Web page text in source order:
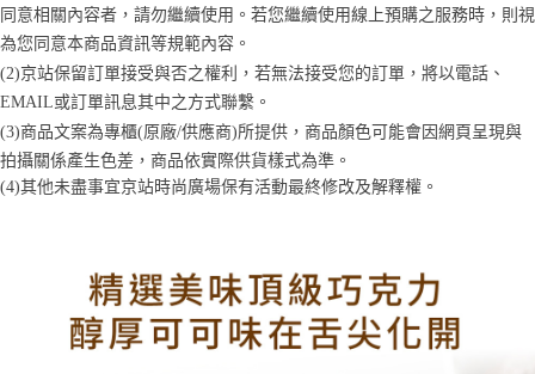
法說明評估內容。
【繳款方式說明】
1.分期款項不併入電信帳單，「大哥付你分期」於每月結算日後寄送繳費提
醒簡訊。
2.透過簡訊連結打開帳單後，可選擇「超商條碼／台灣大直營門市／銀行轉
【注意事項】
1.本服務係由「台灣大哥大股份有限公司」（以下簡稱本公司）所提供，讓
資料（包含姓名、電話或地址）提供予台灣大哥大進項蒐集、處理及利用，
由本公司與您本人進行分期帳單所需資料之確認、核對及更正。
3.完整用戶服務條款，請詳閱以下連結： https://oppay.tw/userRule
３．安心：先確認商品／服務後，再付款。
【「AFTEE先享後付」結帳流程】
１．於結帳方式選擇「AFTEE先享後付」後，將跳轉至「AFTEE先享後付」
結帳頁面，進行簡訊認證並確認金額後，即可完成結帳。
２．訂單成立數日內，您將收到繳費通知簡訊。
３．收到繳費通知簡訊後14天內，點擊此簡訊中的連結，可透過四大超商／
ATM／網路銀行／等多元方式進行付款，方視為交易完成。
※ 請注意：結帳手續完成當下不需立刻繳費，但若您需要取消訂單，請聯絡
是否繳費成功／繳費後需取消欲退款等相關疑問，請聯繫「AFTEE先享後付
客戶支援中心」 https://netprotections.freshdesk.com/support/home
【注意事項】
付款後全家取貨
每筆NT$70，滿NT$1,000(含以上)免運費
付款後7-11取貨
每筆NT$70，滿NT$1,000(含以上)免運費
宅配
請自備購物袋，若需購買紙袋可現場詢問
同意相關內容者，請勿繼續使用。若您繼續使用線上預購之服務時，則視
為您同意本商品資訊等規範內容。
(2)京站保留訂單接受與否之權利，若無法接受您的訂單，將以電話、
EMAIL或訂單訊息其中之方式聯繫。
(3)商品文案為專櫃(原廠/供應商)所提供，商品顏色可能會因網頁呈現與
拍攝關係產生色差，商品依實際供貨樣式為準。
(4)其他未盡事宜京站時尚廣場保有活動最終修改及解釋權。